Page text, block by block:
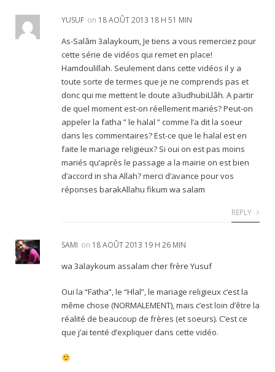
YUSUF on 18 AOÛT 2013 18 H 51 MIN
As-Salâm 3alaykoum, Je tiens a vous remerciez pour
cette série de vidéos qui remet en place!
Hamdoulillah. Seulement dans cette vidéos il y a
toute sorte de termes que je ne comprends pas et
donc qui me mettent le doute a3udhubiLlâh. A partir
de quel moment est-on réellement mariés? Peut-on
appeler la fatha ” le halal ” comme l’a dit la soeur
dans les commentaires? Est-ce que le halal est en
faite le mariage religieux? Si oui on est pas moins
mariés qu’après le passage a la mairie on est bien
d’accord in sha Allah? merci d’avance pour vos
réponses barakAllahu fikum wa salam
REPLY
SAMI on 18 AOÛT 2013 19 H 26 MIN
wa 3alaykoum assalam cher frère Yusuf
Oui la “Fatha”, le “Hlal”, le mariage religieux c’est la
même chose (NORMALEMENT), mais c’est loin d’être la
réalité de beaucoup de frères (et soeurs). C’est ce
que j’ai tenté d’expliquer dans cette vidéo.